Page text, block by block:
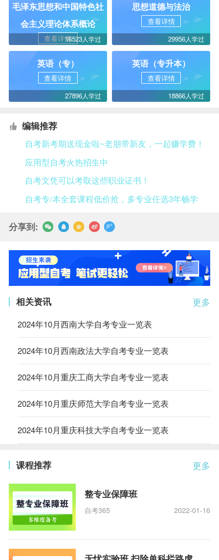
毛泽东思想和中国特色社
会主义理论体系概论
查看详情16523人学过
思想道德与法治
查看详情
29956人学过
英语（专）
查看详情
27896人学过
英语（专升本）
查看详情
18866人学过
编辑推荐
自考新考期送现金啦~老朋带新友，一起赚学费！
应用型自考火热招生中
自考文凭可以考取这些职业证书！
自考专/本全套课程低价抢，多专业任选3年畅学
分享到:
更多
相关资讯
2024年10月西南大学自考专业一览表
2024年10月西南政法大学自考专业一览表
2024年10月重庆工商大学自考专业一览表
2024年10月重庆师范大学自考专业一览表
2024年10月重庆科技大学自考专业一览表
更多
课程推荐
整专业保障班
自考365 2022-01-16